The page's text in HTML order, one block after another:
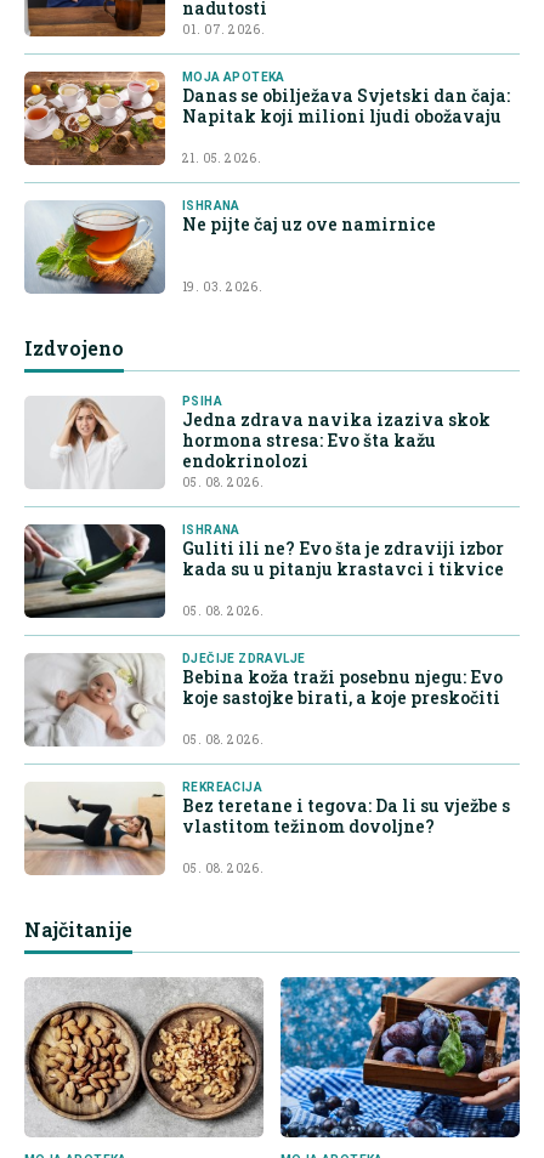
nadutosti
01. 07. 2026.
MOJA APOTEKA
Danas se obilježava Svjetski dan čaja:
Napitak koji milioni ljudi obožavaju
21. 05. 2026.
ISHRANA
Ne pijte čaj uz ove namirnice
19. 03. 2026.
Izdvojeno
PSIHA
Jedna zdrava navika izaziva skok
hormona stresa: Evo šta kažu
endokrinolozi
05. 08. 2026.
ISHRANA
Guliti ili ne? Evo šta je zdraviji izbor
kada su u pitanju krastavci i tikvice
05. 08. 2026.
DJEČIJE ZDRAVLJE
Bebina koža traži posebnu njegu: Evo
koje sastojke birati, a koje preskočiti
05. 08. 2026.
REKREACIJA
Bez teretane i tegova: Da li su vježbe s
vlastitom težinom dovoljne?
05. 08. 2026.
Najčitanije